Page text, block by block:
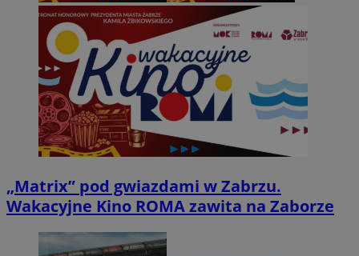
„Matrix” pod gwiazdami w Zabrzu.
Wakacyjne Kino ROMA zawita na Zaborze